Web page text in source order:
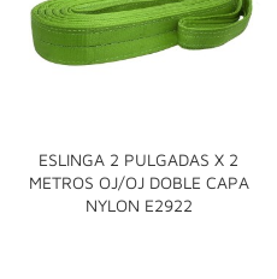
ESLINGA 2 PULGADAS X 2
METROS OJ/OJ DOBLE CAPA
NYLON E2922